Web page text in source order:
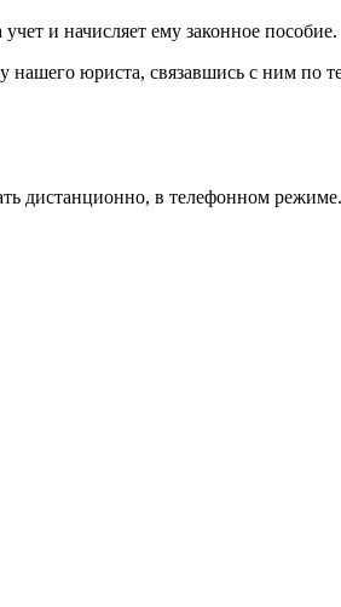
и начисляет ему законное пособие.
нашего юриста, связавшись с ним по
дистанционно, в телефонном режиме.